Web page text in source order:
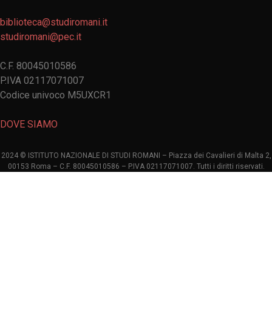
biblioteca@studiromani.it
studiromani@pec.it
C.F. 80045010586
P.IVA 02117071007
Codice univoco M5UXCR1
DOVE SIAMO
2024 © ISTITUTO NAZIONALE DI STUDI ROMANI – Piazza dei Cavalieri di Malta 2,
00153 Roma – C.F. 80045010586 – P.IVA 02117071007. Tutti i diritti riservati.